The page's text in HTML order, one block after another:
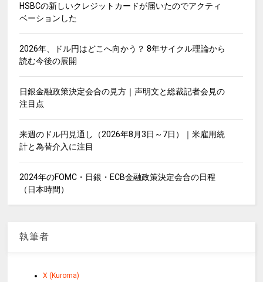
HSBCの新しいクレジットカードが届いたのでアクティ
ベーションした
2026年、ドル円はどこへ向かう？ 8年サイクル理論から
読む今後の展開
日銀金融政策決定会合の見方｜声明文と総裁記者会見の
注目点
来週のドル円見通し（2026年8月3日～7日）｜米雇用統
計と為替介入に注目
2024年のFOMC・日銀・ECB金融政策決定会合の日程
（日本時間）
執筆者
X (Kuroma)